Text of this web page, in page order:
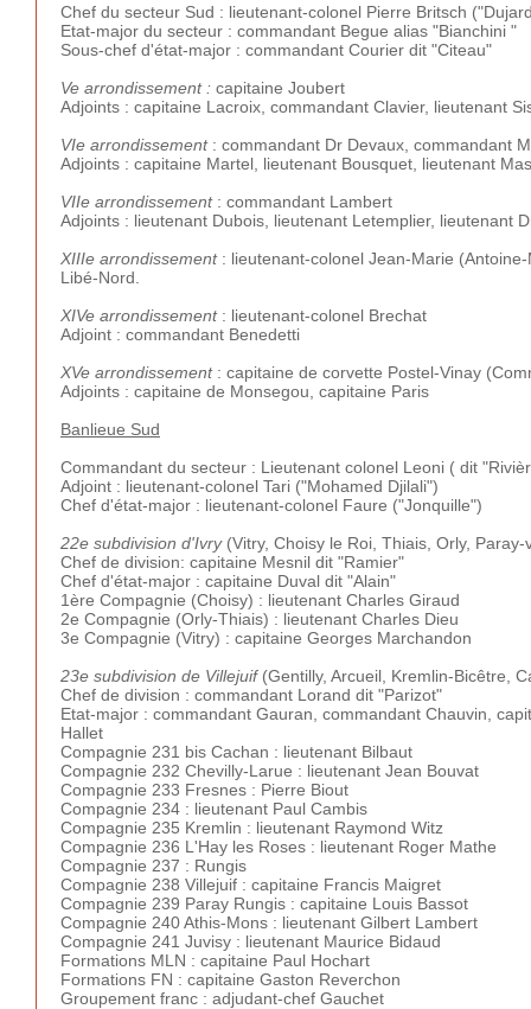
Chef du secteur Sud : lieutenant-colonel Pierre Britsch
Etat-major du secteur : commandant Begue alias "Bianchini "
Sous-chef d'état-major : commandant Courier dit "Citeau"
Ve arrondissement : capitaine Joubert
Adjoints : capitaine Lacroix, commandant Clavier, lieutenant
VIe arrondissement: commandant Dr Devaux, commandant
Adjoints : capitaine Martel, lieutenant Bousquet, lieutenant
VIIe arrondissement: commandant Lambert
Adjoints : lieutenant Dubois, lieutenant Letemplier, lieutenant
XIIIe arrondissement: lieutenant-colonel Jean-Marie
Libé-Nord.
XIVe arrondissement: lieutenant-colonel Brechat
Adjoint : commandant Benedetti
XVe arrondissement: capitaine de corvette Postel-Vinay
Adjoints : capitaine de Monsegou, capitaine Paris
Banlieue Sud
Commandant du secteur : Lieutenant colonel Leoni ( dit
Adjoint : lieutenant-colonel Tari ("Mohamed Djilali")
Chef d'état-major : lieutenant-colonel Faure ("Jonquille")
22e subdivision d'Ivry(Vitry, Choisy le Roi, Thiais, Orly, Paray-
Chef de division: capitaine Mesnil dit "Ramier"
Chef d'état-major : capitaine Duval dit "Alain"
1ère Compagnie (Choisy) : lieutenant Charles Giraud
2e Compagnie (Orly-Thiais) : lieutenant Charles Dieu
3e Compagnie (Vitry) : capitaine Georges Marchandon
23e subdivision de Villejuif(Gentilly, Arcueil, Kremlin-Bicêtre,
Chef de division : commandant Lorand dit "Parizot"
Etat-major : commandant Gauran, commandant Chauvin,
Hallet
Compagnie 231 bis Cachan : lieutenant Bilbaut
Compagnie 232 Chevilly-Larue : lieutenant Jean Bouvat
Compagnie 233 Fresnes : Pierre Biout
Compagnie 234 : lieutenant Paul Cambis
Compagnie 235 Kremlin : lieutenant Raymond Witz
Compagnie 236 L'Hay les Roses : lieutenant Roger Mathe
Compagnie 237 : Rungis
Compagnie 238 Villejuif : capitaine Francis Maigret
Compagnie 239 Paray Rungis : capitaine Louis Bassot
Compagnie 240 Athis-Mons : lieutenant Gilbert Lambert
Compagnie 241 Juvisy : lieutenant Maurice Bidaud
Formations MLN : capitaine Paul Hochart
Formations FN : capitaine Gaston Reverchon
Groupement franc : adjudant-chef Gauchet